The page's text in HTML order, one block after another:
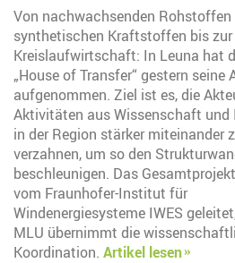
Von nachwachsenden Rohstoffen
synthetischen Kraftstoffen bis zur
Kreislaufwirtschaft: In Leuna hat
„House of Transfer“ gestern seine
aufgenommen. Ziel ist es, die
Aktivitäten aus Wissenschaft und
in der Region stärker miteinander
verzahnen, um so den
beschleunigen. Das
vom Fraunhofer-Institut für
Windenergiesysteme IWES
MLU übernimmt die
Koordination. Artikel lesen